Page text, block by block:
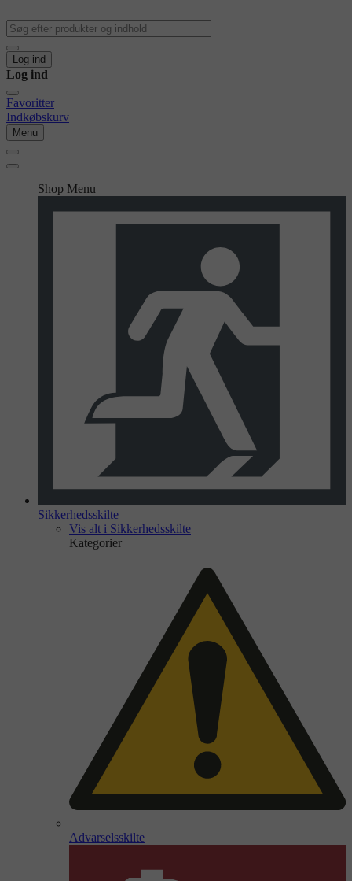
Log ind
Log ind
Favoritter
Indkøbskurv
Menu
Shop Menu
Sikkerhedsskilte
Vis alt i Sikkerhedsskilte
Kategorier
Advarselsskilte